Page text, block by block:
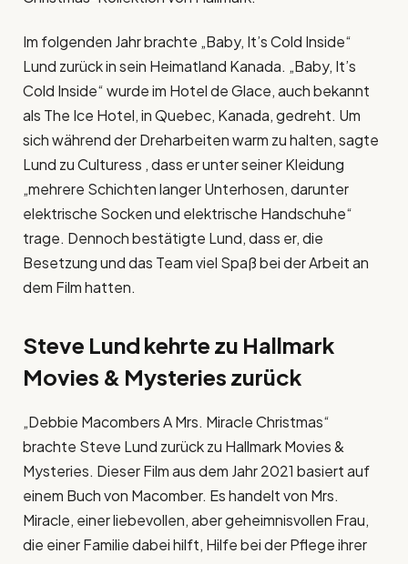
Im folgenden Jahr brachte „Baby, It’s Cold Inside“
Lund zurück in sein Heimatland Kanada. „Baby, It’s
Cold Inside“ wurde im Hotel de Glace, auch bekannt
als The Ice Hotel, in Quebec, Kanada, gedreht. Um
sich während der Dreharbeiten warm zu halten, sagte
Lund zu Culturess , dass er unter seiner Kleidung
„mehrere Schichten langer Unterhosen, darunter
elektrische Socken und elektrische Handschuhe“
trage. Dennoch bestätigte Lund, dass er, die
Besetzung und das Team viel Spaß bei der Arbeit an
dem Film hatten.
Steve Lund kehrte zu Hallmark
Movies & Mysteries zurück
„Debbie Macombers A Mrs. Miracle Christmas“
brachte Steve Lund zurück zu Hallmark Movies &
Mysteries. Dieser Film aus dem Jahr 2021 basiert auf
einem Buch von Macomber. Es handelt von Mrs.
Miracle, einer liebevollen, aber geheimnisvollen Frau,
die einer Familie dabei hilft, Hilfe bei der Pflege ihrer